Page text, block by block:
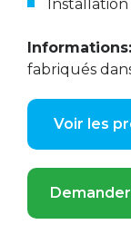
Installation
Informations:
fabriqués
Voir les